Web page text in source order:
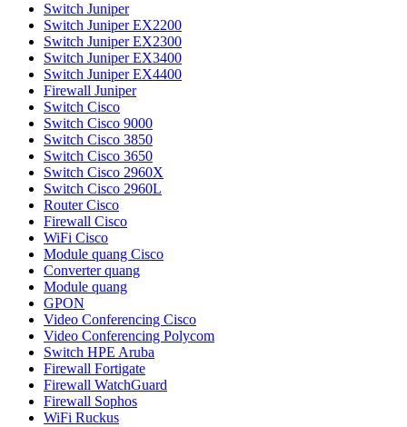
Switch Juniper
Switch Juniper EX2200
Switch Juniper EX2300
Switch Juniper EX3400
Switch Juniper EX4400
Firewall Juniper
Switch Cisco
Switch Cisco 9000
Switch Cisco 3850
Switch Cisco 3650
Switch Cisco 2960X
Switch Cisco 2960L
Router Cisco
Firewall Cisco
WiFi Cisco
Module quang Cisco
Converter quang
Module quang
GPON
Video Conferencing Cisco
Video Conferencing Polycom
Switch HPE Aruba
Firewall Fortigate
Firewall WatchGuard
Firewall Sophos
WiFi Ruckus